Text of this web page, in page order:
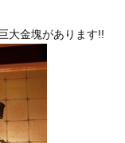
大金塊があります!!